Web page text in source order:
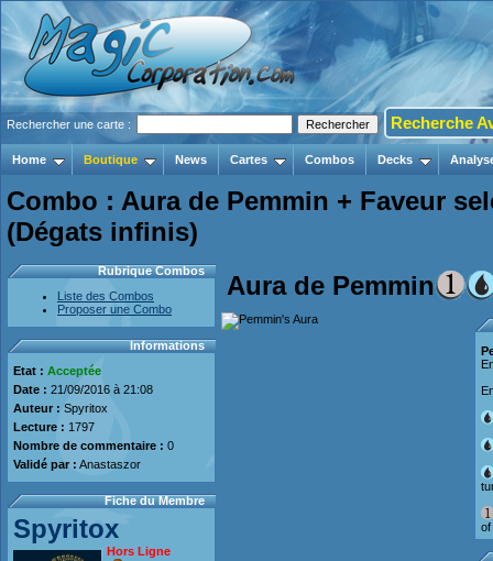
Rechercher une carte : Recherche
Home Boutique News Cartes Combos Decks
Combo : Aura de Pemmin + Faveur
(Dégats infinis)
Rubrique Combos
Liste des Combos
Proposer une Combo
Informations
Etat : Acceptée
Date : 21/09/2016 à 21:08
Auteur : Spyritox
Lecture : 1797
Nombre de commentaire : 0
Validé par : Anastaszor
Fiche du Membre
Spyritox
Hors Ligne
Aura de Pemmin
of